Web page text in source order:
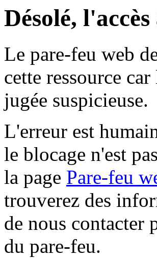
Désolé,
Le pare-feu web
cette ressource
jugée suspicieuse.
L'erreur est
le blocage n'est
la page Pare-feu
trouverez des
de nous contacter
du pare-feu.